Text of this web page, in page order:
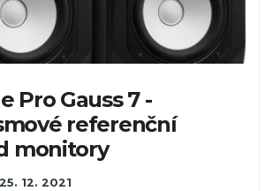
Pro Gauss 7 -
referenční
monitory
25. 12. 2021